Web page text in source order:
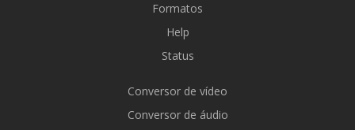
Formatos
Help
Status
Conversor de vídeo
Conversor de áudio